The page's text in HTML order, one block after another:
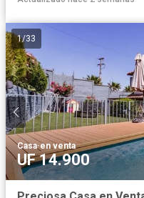
1/33
Casa·en venta
UF 14.900